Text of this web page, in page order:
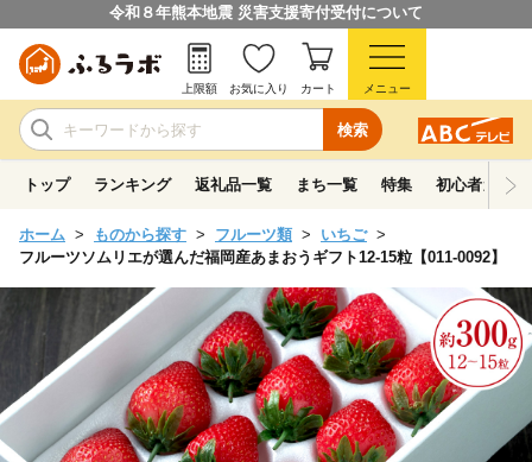
令和８年熊本地震 災害支援寄付受付について
検索
上限額 お気に入り カート メニュー
トップ ランキング 返礼品一覧 まち一覧 特集 初心者ガイド
ホーム ものから探す フルーツ類
いちご
フルーツソムリエが選んだ福岡産あまおうギフト12-15粒【011-0092】